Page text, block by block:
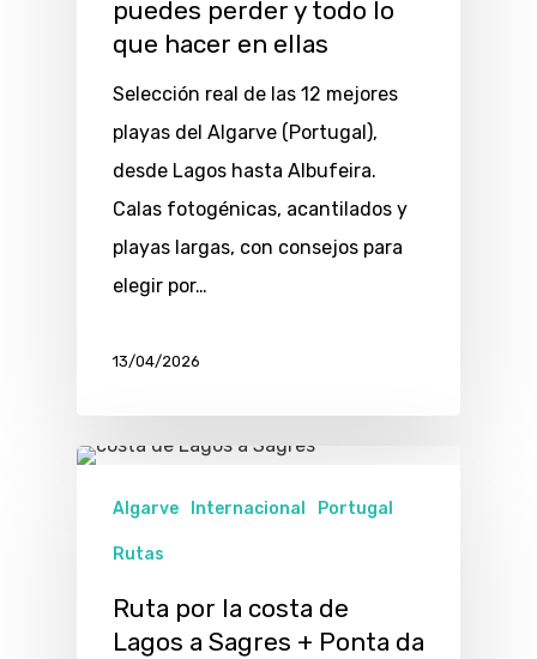
puedes perder y todo lo
que hacer en ellas
Selección real de las 12 mejores
playas del Algarve (Portugal),
desde Lagos hasta Albufeira.
Calas fotogénicas, acantilados y
playas largas, con consejos para
elegir por…
13/04/2026
Algarve Internacional Portugal
Rutas
Ruta por la costa de
Lagos a Sagres + Ponta da